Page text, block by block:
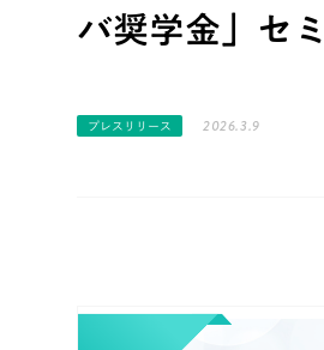
バ奨学金」セ
プレスリリース 2026.3.9